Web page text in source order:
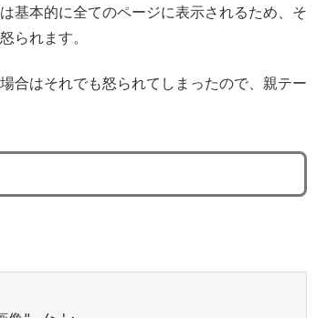
基本的に全てのページに表示されるため、そ
られます。
合はそれでも怒られてしまったので、親テー